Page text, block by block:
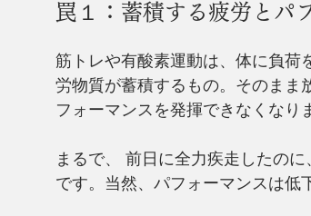
罠１：蓄積する疲労とパ
筋トレや有酸素運動は、体に負荷
労物質が蓄積するもの。そのまま
フォーマンスを発揮できなくなり
まるで、 前日に全力疾走したの
です。当然、パフォーマンスは低